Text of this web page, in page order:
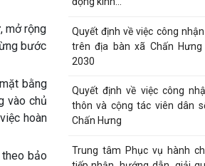
mở rộng
bước
bằng
vào chủ
hoàn
bảo
hành chính công lưu động
XÃ CHẤN HƯNG TỔ CHỨC
NGUYÊN LÃNH ĐẠO XÃ
Trung tâm dịch vụ sự
diện tích lúa...